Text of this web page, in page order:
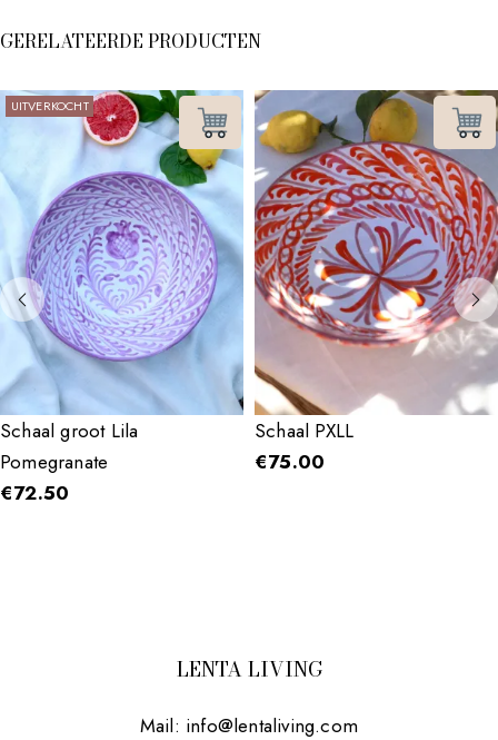
GERELATEERDE PRODUCTEN
UITVERKOCHT
Schaal groot Lila
Pomegranate
€72.50
Schaal PXLL
€75.00
LENTA LIVING
Mail: info@lentaliving.com